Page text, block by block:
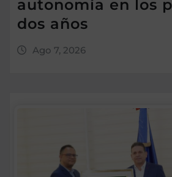
autonomía en los
dos años
Ago 7, 2026